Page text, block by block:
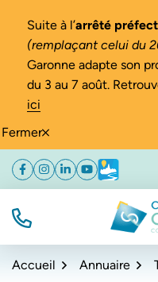
Fermer
Suite à l’arrêté
(remplaçant celui du
Garonne adapte son
du 3 au 7 août.
ici
Aller
navigation
Aller
au
Aller
au
de
Facebook
(ouverture dans un nouvel
Instagram
(ouverture dans un
Linkedin
(ouverture dans
YouTube
(ouverture
Météo
TÉL.
Accueil Annuaire